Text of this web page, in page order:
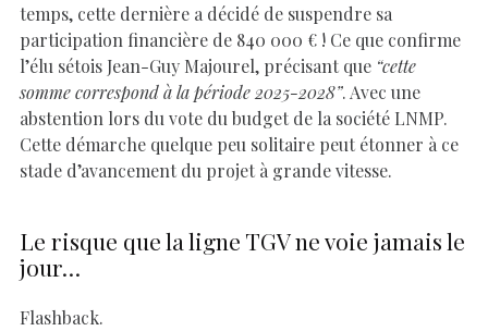
temps, cette dernière a décidé de suspendre sa
participation financière de 840 000 € ! Ce que confirme
l’élu sétois Jean-Guy Majourel, précisant que “cette
somme correspond à la période 2025-2028”. Avec une
abstention lors du vote du budget de la société LNMP.
Cette démarche quelque peu solitaire peut étonner à ce
stade d’avancement du projet à grande vitesse.
Le risque que la ligne TGV ne voie jamais le
jour…
Flashback.